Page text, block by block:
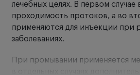
лечебных целях. В первом случае
проходимость протоков, а во
применяются для инъекции при
заболеваниях.
При промывании применяется